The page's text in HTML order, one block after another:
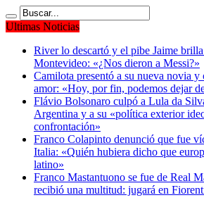
Ultimas Noticias
River lo descartó y el pibe Jaime
Montevideo: «¿Nos dieron a Messi?»
Camilota presentó a su nueva novia y
amor: «Hoy, por fin, podemos dejar
Flávio Bolsonaro culpó a Lula da
Argentina y a su «política exterior
confrontación»
Franco Colapinto denunció que fue
Italia: «Quién hubiera dicho que
latino»
Franco Mastantuono se fue de Real
recibió una multitud: jugará en